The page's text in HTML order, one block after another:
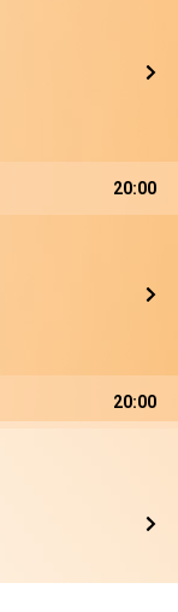
20:00
20:00